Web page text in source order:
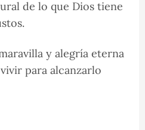
de lo que Dios tiene
y alegría eterna
para alcanzarlo